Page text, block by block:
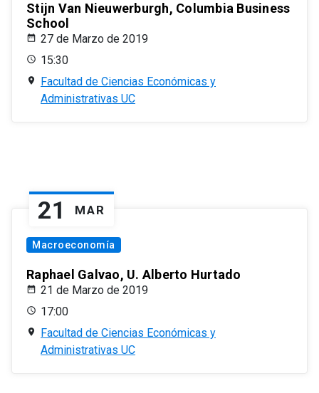
Stijn Van Nieuwerburgh, Columbia Business
School
27 de Marzo de 2019
15:30
Facultad de Ciencias Económicas y
Administrativas UC
21 MAR
Macroeconomía
Raphael Galvao, U. Alberto Hurtado
21 de Marzo de 2019
17:00
Facultad de Ciencias Económicas y
Administrativas UC